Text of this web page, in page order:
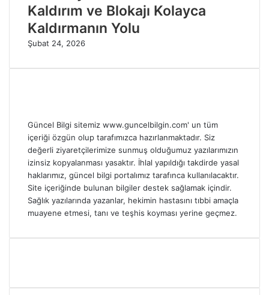
Kaldırım ve Blokajı Kolayca
Kaldırmanın Yolu
Şubat 24, 2026
Güncel Bilgi sitemiz www.guncelbilgin.com' un tüm
içeriği özgün olup tarafımızca hazırlanmaktadır. Siz
değerli ziyaretçilerimize sunmuş olduğumuz yazılarımızın
izinsiz kopyalanması yasaktır. İhlal yapıldığı takdirde yasal
haklarımız, güncel bilgi portalımız tarafınca kullanılacaktır.
Site içeriğinde bulunan bilgiler destek sağlamak içindir.
Sağlık yazılarında yazanlar, hekimin hastasını tıbbi amaçla
muayene etmesi, tanı ve teşhis koyması yerine geçmez.